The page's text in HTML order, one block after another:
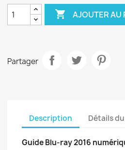
 AJOUTER AU
Partager
Description Détails
Guide Blu-ray 2016